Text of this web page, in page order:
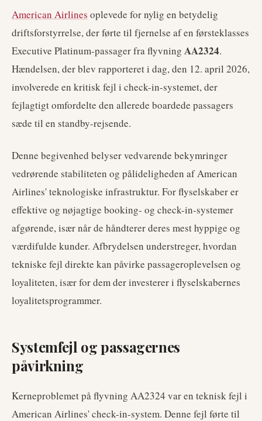
American Airlines oplevede for nylig en betydelig
driftsforstyrrelse, der førte til fjernelse af en førsteklasses
Executive Platinum-passager fra flyvning AA2324.
Hændelsen, der blev rapporteret i dag, den 12. april 2026,
involverede en kritisk fejl i check-in-systemet, der
fejlagtigt omfordelte den allerede boardede passagers
sæde til en standby-rejsende.
Denne begivenhed belyser vedvarende bekymringer
vedrørende stabiliteten og pålideligheden af American
Airlines' teknologiske infrastruktur. For flyselskaber er
effektive og nøjagtige booking- og check-in-systemer
afgørende, især når de håndterer deres mest hyppige og
værdifulde kunder. Afbrydelsen understreger, hvordan
tekniske fejl direkte kan påvirke passageroplevelsen og
loyaliteten, især for dem der investerer i flyselskabernes
loyalitetsprogrammer.
Systemfejl og passagernes
påvirkning
Kerneproblemet på flyvning AA2324 var en teknisk fejl i
American Airlines' check-in-system. Denne fejl førte til